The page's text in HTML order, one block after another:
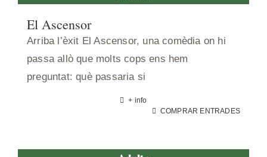
El Ascensor
Arriba l’èxit El Ascensor, una comèdia on hi
passa allò que molts cops ens hem
preguntat: què passaria si
+ info
COMPRAR ENTRADES